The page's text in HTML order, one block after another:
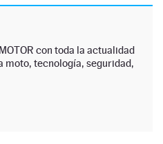
con toda la actualidad
moto, tecnología, seguridad,